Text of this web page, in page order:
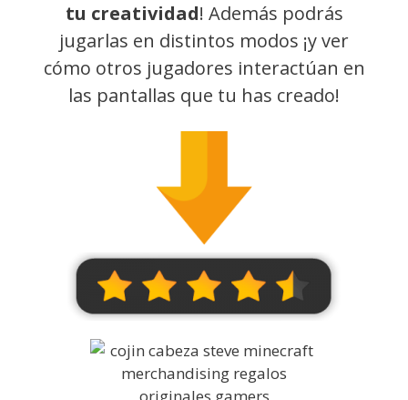
tu creatividad! Además podrás
jugarlas en distintos modos ¡y ver
cómo otros jugadores interactúan en
las pantallas que tu has creado!